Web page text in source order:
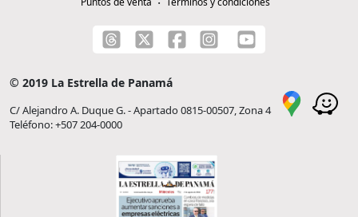
© 2019 La Estrella de Panamá
C/ Alejandro A. Duque G. - Apartado 0815-00507, Zona 4
Teléfono: +507 204-0000